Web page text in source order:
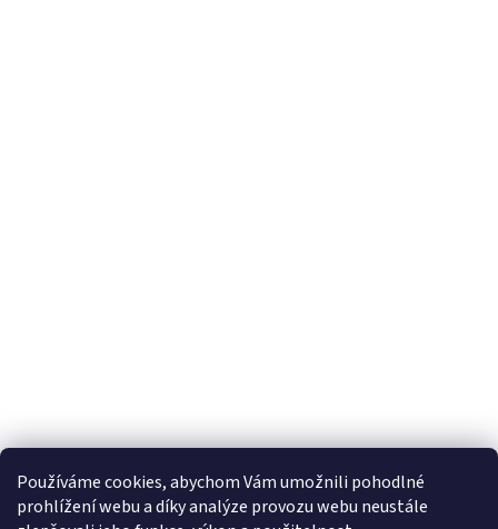
Používáme cookies, abychom Vám umožnili pohodlné
prohlížení webu a díky analýze provozu webu neustále